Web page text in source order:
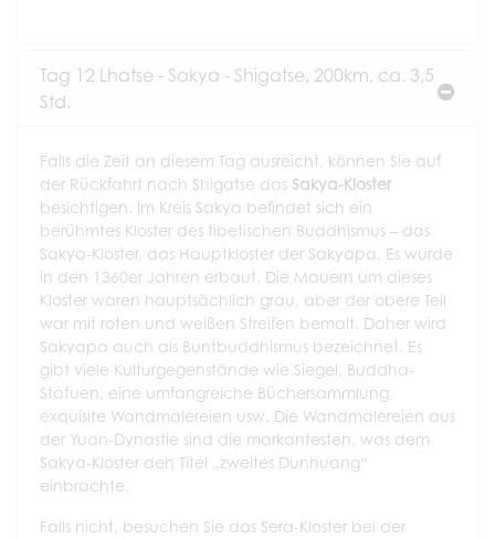
Tag 12 Lhatse - Sakya - Shigatse, 200km, ca. 3,5
Std.
Falls die Zeit an diesem Tag ausreicht, können Sie auf
der Rückfahrt nach Shigatse das Sakya-Kloster
besichtigen. Im Kreis Sakya befindet sich ein
berühmtes Kloster des tibetischen Buddhismus – das
Sakya-Kloster, das Hauptkloster der Sakyapa. Es wurde
in den 1360er Jahren erbaut. Die Mauern um dieses
Kloster waren hauptsächlich grau, aber der obere Teil
war mit roten und weißen Streifen bemalt. Daher wird
Sakyapa auch als Buntbuddhismus bezeichnet. Es
gibt viele Kulturgegenstände wie Siegel, Buddha-
Statuen, eine umfangreiche Büchersammlung,
exquisite Wandmalereien usw. Die Wandmalereien aus
der Yuan-Dynastie sind die markantesten, was dem
Sakya-Kloster den Titel „zweites Dunhuang“
einbrachte.
Falls nicht, besuchen Sie das Sera-Kloster bei der